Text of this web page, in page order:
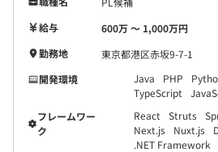
給与
600万 〜 1,000万円
勤務地
東京都港区赤坂9-7-1
開発環境
Java PHP
TypeScript
フレームワー
ク
React Struts
Next.js
Nuxt.js
.NET Framework